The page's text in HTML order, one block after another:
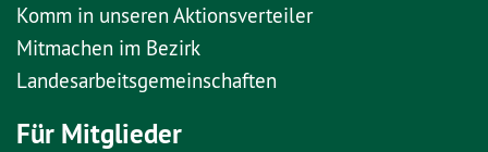
Komm in unseren Aktionsverteiler
Mitmachen im Bezirk
Landesarbeitsgemeinschaften
Für Mitglieder